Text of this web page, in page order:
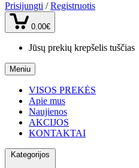
Prisijungti / Registruotis
0.00€
Jūsų prekių krepšelis tuščias
Meniu
VISOS PREKĖS
Apie mus
Naujienos
AKCIJOS
KONTAKTAI
Kategorijos